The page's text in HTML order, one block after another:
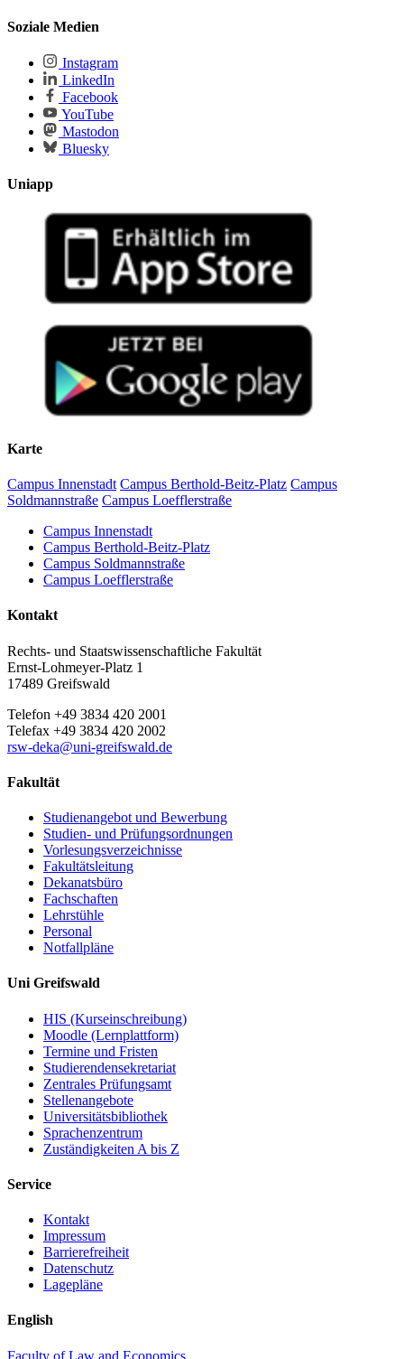
Soziale Medien
Instagram
LinkedIn
Facebook
YouTube
Mastodon
Bluesky
Uniapp
Karte
Campus Innenstadt Campus Berthold-Beitz-Platz Campus
Soldmannstraße Campus Loefflerstraße
Campus Innenstadt
Campus Berthold-Beitz-Platz
Campus Soldmannstraße
Campus Loefflerstraße
Kontakt
Rechts- und Staatswissenschaftliche Fakultät
Ernst-Lohmeyer-Platz 1
17489 Greifswald
Telefon +49 3834 420 2001
Telefax +49 3834 420 2002
rsw-deka@uni-greifswald.de
Fakultät
Studienangebot und Bewerbung
Studien- und Prüfungsordnungen
Vorlesungsverzeichnisse
Fakultätsleitung
Dekanatsbüro
Fachschaften
Lehrstühle
Personal
Notfallpläne
Uni Greifswald
HIS (Kurseinschreibung)
Moodle (Lernplattform)
Termine und Fristen
Studierendensekretariat
Zentrales Prüfungsamt
Stellenangebote
Universitätsbibliothek
Sprachenzentrum
Zuständigkeiten A bis Z
Service
Kontakt
Impressum
Barrierefreiheit
Datenschutz
Lagepläne
English
Faculty of Law and Economics